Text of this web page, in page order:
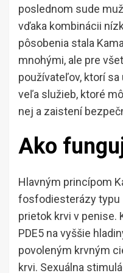
poslednom sude
vďaka kombinácii
pôsobenia stala
mnohými, ale pre
používateľov, ktorí
veľa služieb, ktoré
nej a zaistení
Ako
Hlavným princípom
fosfodiesterázy typu
prietok krvi v penise.
PDE5 na vyššie
povoleným krvným
krvi. Sexuálna